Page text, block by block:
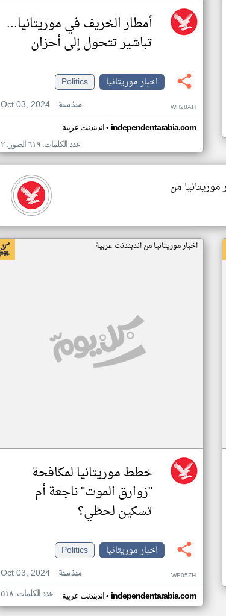
أمطار الخريف في موريتانيا...
تباشير تتحول إلى أحزان
اخبار موريتانيا
Politics
Oct 03, 2024
منذ سنة WH28AH
اندبندنت عربية• independentarabia.com
عدد الكلمات: ٦١٩ الصور: ٢
موريتانيا من
اخبار موريتانيا من اندبندنت عربية
خطط موريتانيا لمكافحة
"زوارق الموت" ناجعة أم
تسكين لحظي؟
اخبار موريتانيا
Politics
Oct 03, 2024
منذ سنة WE05ZH
اندبندنت عربية• independentarabia.com عدد الكلمات: ٥١٨